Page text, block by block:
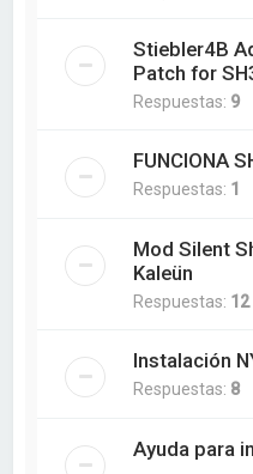
Stiebler4B
Patch for
Respuestas: 9
FUNCIONA
Respuestas: 1
Mod Silent
Kaleün
Respuestas: 12
Instalación
Respuestas: 8
Ayuda para